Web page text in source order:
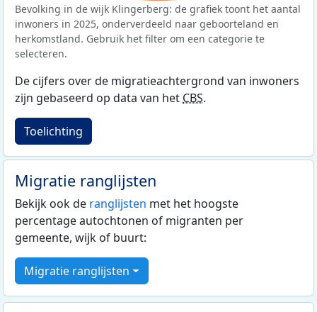
Bevolking in de wijk Klingerberg: de grafiek toont het aantal
inwoners in 2025, onderverdeeld naar geboorteland en
herkomstland. Gebruik het filter om een categorie te
selecteren.
De cijfers over de migratieachtergrond van inwoners
zijn gebaseerd op data van het CBS.
Toelichting
Migratie ranglijsten
Bekijk ook de ranglijsten met het hoogste
percentage autochtonen of migranten per
gemeente, wijk of buurt:
Migratie ranglijsten